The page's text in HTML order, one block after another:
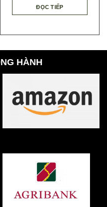
ĐỌC TIẾP
HÀNH